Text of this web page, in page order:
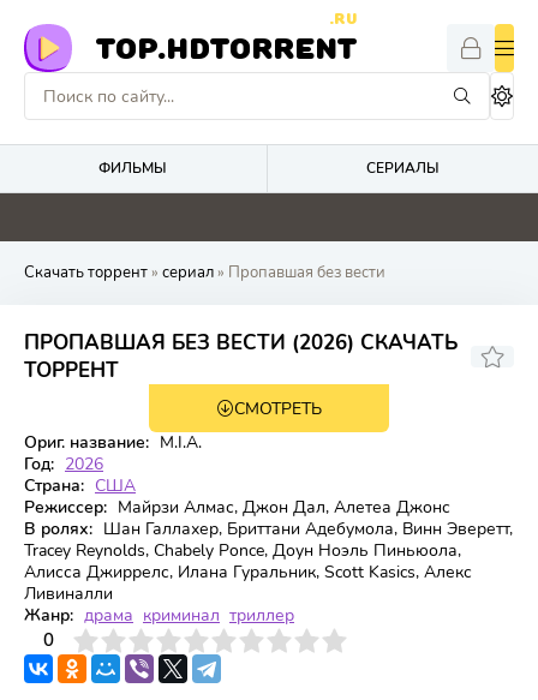
TOP.HDTORRENT
.RU
ФИЛЬМЫ СЕРИАЛЫ
0 0 2 0
Скачать торрент» сериал» Пропавшая без вести
ПРОПАВШАЯ БЕЗ ВЕСТИ (2026) СКАЧАТЬ
ТОРРЕНТ
1 сезон 9 серияСМОТРЕТЬ
Ориг. название: M.I.A.
Год: 2026
Страна: США
Режиссер: Майрзи Алмас, Джон Дал, Алетеа Джонс
В ролях: Шан Галлахер, Бриттани Адебумола, Винн Эверетт,
Tracey Reynolds, Chabely Ponce, Доун Ноэль Пиньюола,
Алисса Джиррелс, Илана Гуральник, Scott Kasics, Алекс
Ливиналли
Жанр: драма криминал триллер
0
4 6 7 8 9 10